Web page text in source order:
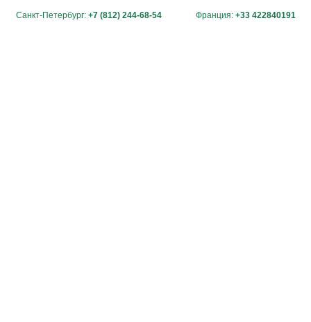
Санкт-Петербург: +7 (812) 244-68-54 Франция: +33 422840191